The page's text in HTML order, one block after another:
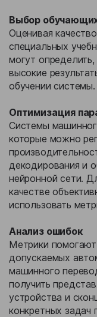
Выбор
Оценивая
специальных
могут
высокие
обучении системы.
Оптимизация
Системы
которые можно
декодирования и
нейронной сети.
качестве
использовать
Анализ ошибок
Метрики
допускаемых
машинного
получить
устройства и
конкретных задач